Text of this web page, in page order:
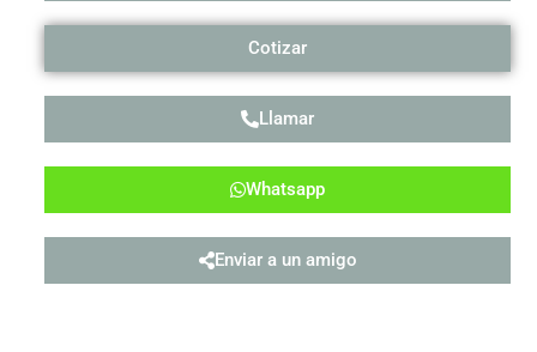
Cotizar
Llamar
Whatsapp
Enviar a un amigo